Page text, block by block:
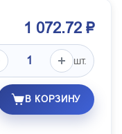
1 072.72 ₽
шт.
В КОРЗИНУ